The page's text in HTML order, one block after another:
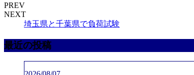
PREV
NEXT
埼玉県と千葉県で負荷試験
最近の投稿